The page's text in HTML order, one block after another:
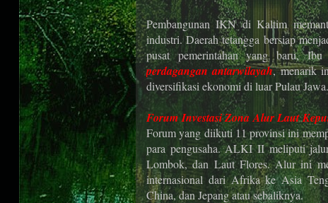
Pembangunan IKN di Kaltim
industri. Daerah tetangga bersiap
pusat pemerintahan yang baru,
perdagangan antarwilayah, menarik
diversifikasi ekonomi di luar Pulau Jawa.
Forum Investasi Zona Alur Laut
Forum yang diikuti 11 provinsi ini
para pengusaha. ALKI II meliputi
Lombok, dan Laut Flores. Alur ini
internasional dari Afrika ke Asia
China, dan Jepang atau sebaliknya.